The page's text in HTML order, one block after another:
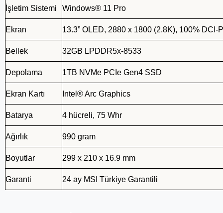
İşletim Sistemi Windows® 11 Pro
Ekran 13.3” OLED, 2880 x 1800 (2.8K), 100% DCI-
Bellek 32GB LPDDR5x-8533
Depolama 1TB NVMe PCIe Gen4 SSD
Ekran Kartı Intel® Arc Graphics
Batarya 4 hücreli, 75 Whr
Ağırlık 990 gram
Boyutlar 299 x 210 x 16.9 mm
Garanti 24 ay MSI Türkiye Garantili